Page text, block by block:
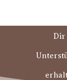
Dir